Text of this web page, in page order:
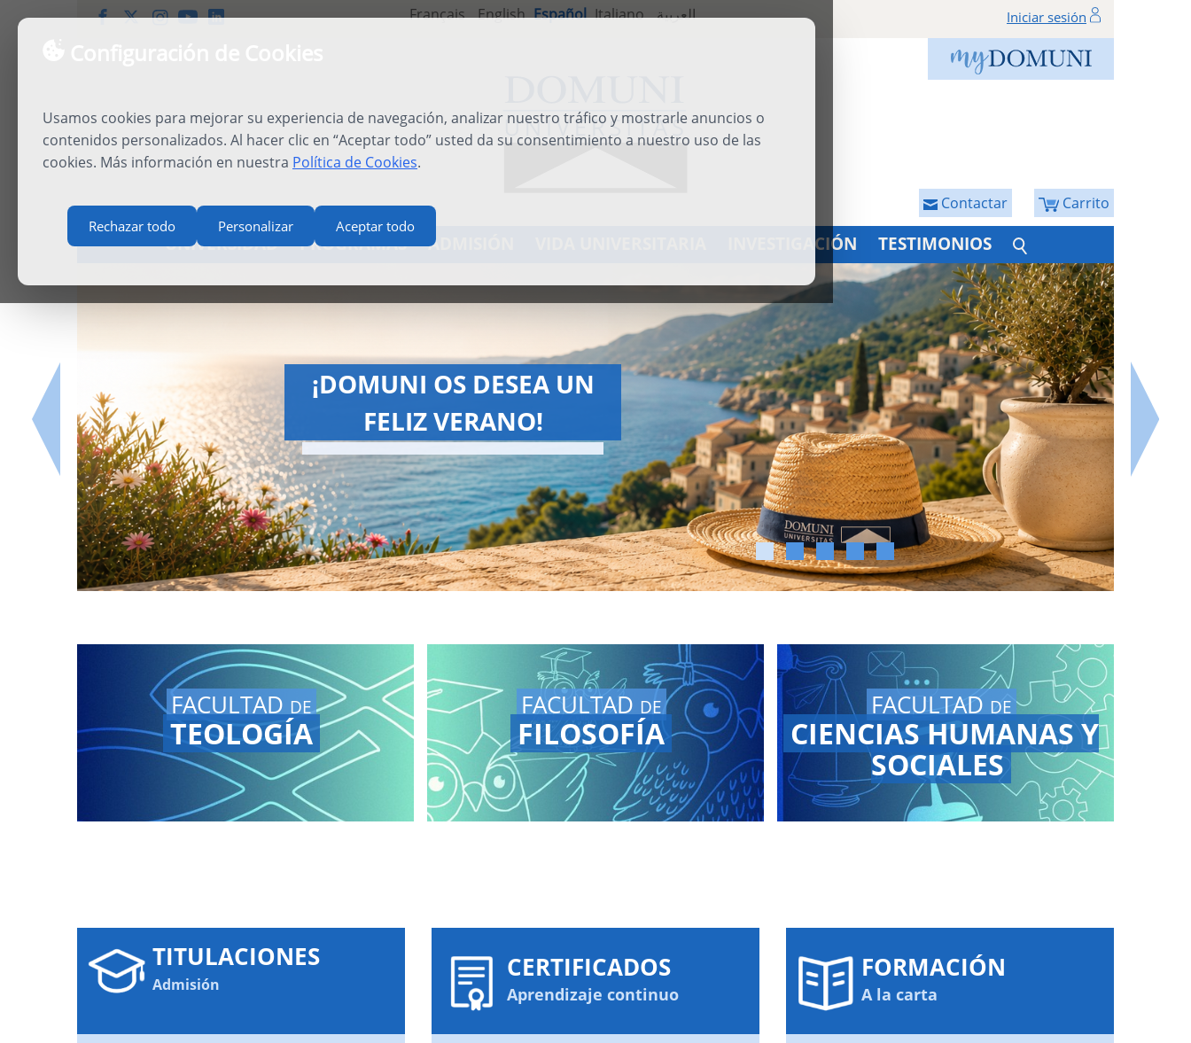
Usamos cookies para mejorar su experiencia de navegación, analizar nuestro tráfico y mostrarle anuncios o
contenidos personalizados. Al hacer clic en “Aceptar todo” usted da su consentimiento a nuestro uso de las
cookies. Más información en nuestra Política de Cookies.
Rechazar todo Personalizar Aceptar todo
Français English Español Italiano العربية Iniciar sesión
Carrito
Contactar
UNIVERSIDAD PROGRAMAS ADMISIÓN INVESTIGACIÓN TESTIMONIOS
INTERNATIONAL SUMMER
SCHOOL 2026
¡La Summer School ha terminado!
Vuelve a ver las Grandes Conferencias en
nuestrocanal de YouTube.
FACULTAD DE
TEOLOGÍA
FACULTAD DE
FILOSOFÍA
FACULTAD DE
CIENCIAS HUMANAS Y
SOCIALES
TITULACIONES
Admisión
CERTIFICADOS
Aprendizaje continuo
FORMACIÓN
A la carta